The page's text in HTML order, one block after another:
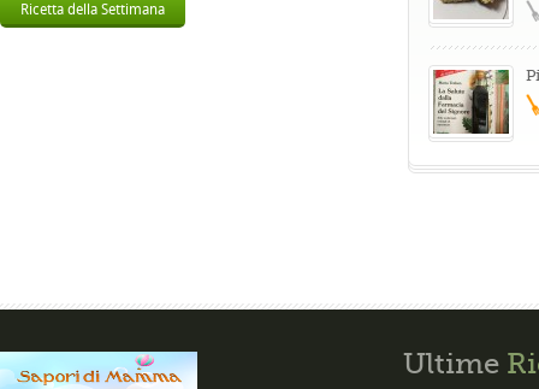
Ricetta della Settimana
Ultime